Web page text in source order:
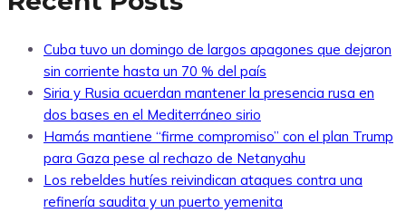
Cuba tuvo un domingo de largos apagones que dejaron
sin corriente hasta un 70 % del país
Siria y Rusia acuerdan mantener la presencia rusa en
dos bases en el Mediterráneo sirio
Hamás mantiene “firme compromiso” con el plan Trump
para Gaza pese al rechazo de Netanyahu
Los rebeldes hutíes reivindican ataques contra una
refinería saudita y un puerto yemenita